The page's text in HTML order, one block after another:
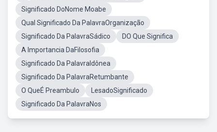
Significado DoNome Moabe
Qual Significado Da PalavraOrganização
Significado Da PalavraSádico
DO Que Significa
A Importancia DaFilosofia
Significado Da PalavraIdônea
Significado Da PalavraRetumbante
O QueÉ Preambulo
LesadoSignificado
Significado Da PalavraNos